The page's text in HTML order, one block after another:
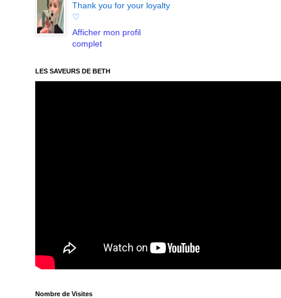
Thank you for your loyalty
♡
Afficher mon profil
complet
LES SAVEURS DE BETH
Nombre de Visites